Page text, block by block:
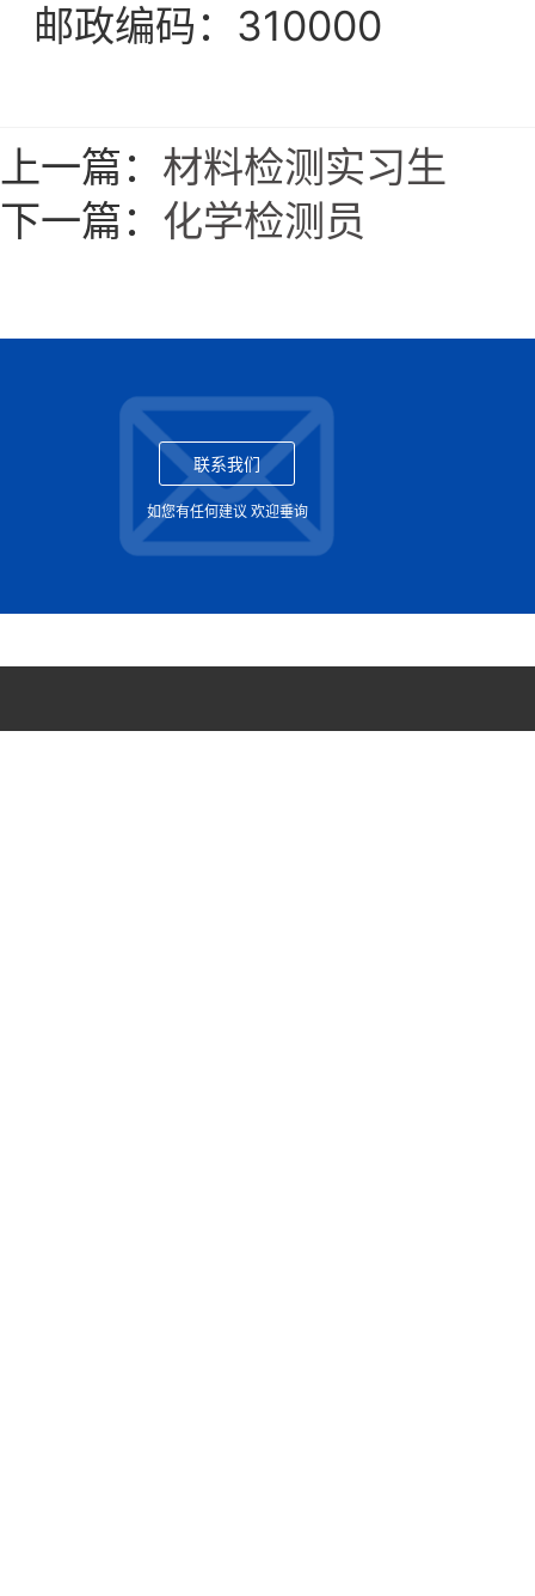
邮政编码：310000
上一篇： 材料检测实习生
下一篇： 化学检测员
联系我们
如您有任何建议 欢迎垂询